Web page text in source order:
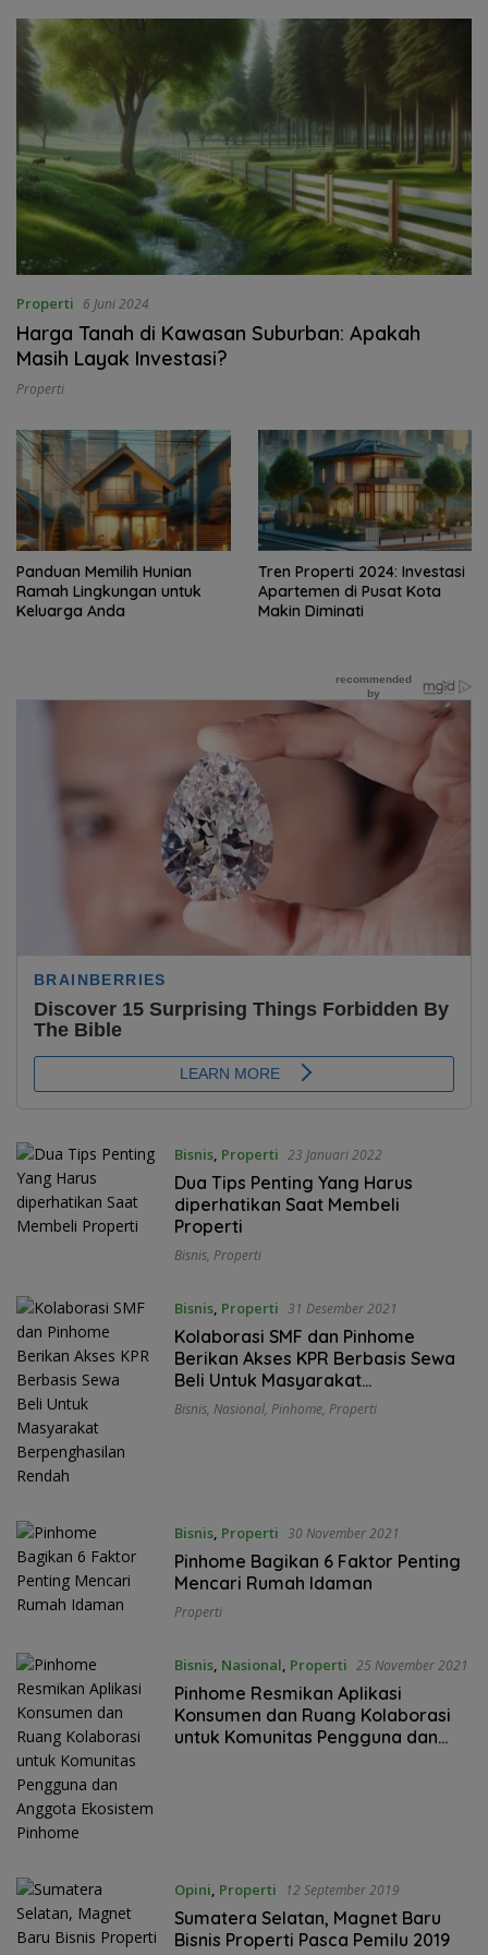
Properti 6 Juni 2024
Harga Tanah di Kawasan Suburban: Apakah
Masih Layak Investasi?
Properti
Panduan Memilih Hunian
Ramah Lingkungan untuk
Keluarga Anda
Tren Properti 2024: Investasi
Apartemen di Pusat Kota
Makin Diminati
Bisnis, Properti 23 Januari 2022
Dua Tips Penting Yang Harus
diperhatikan Saat Membeli
Properti
Bisnis, Properti
Bisnis, Properti 31 Desember 2021
Kolaborasi SMF dan Pinhome
Berikan Akses KPR Berbasis Sewa
Beli Untuk Masyarakat
Berpenghasilan Rendah
Bisnis, Nasional, Pinhome, Properti
Bisnis, Properti 30 November 2021
Pinhome Bagikan 6 Faktor Penting
Mencari Rumah Idaman
Properti
Bisnis, Nasional, Properti 25 November 2021
Pinhome Resmikan Aplikasi
Konsumen dan Ruang Kolaborasi
untuk Komunitas Pengguna dan
Opini, Properti 12 September 2019
Sumatera Selatan, Magnet Baru
Bisnis Properti Pasca Pemilu 2019